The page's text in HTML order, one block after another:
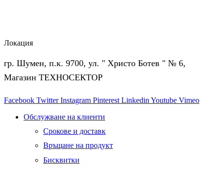
Локация
гр. Шумен, п.к. 9700, ул. " Христо Ботев " № 6,
Магазин ТЕХНОСЕКТОР
Facebook Twitter Instagram Pinterest Linkedin Youtube Vimeo
Обслужване на клиенти
Срокове и доставк
Връщане на продукт
Бисквитки